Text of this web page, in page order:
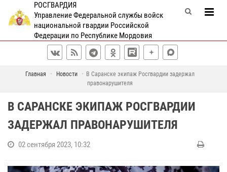
РОСГВАРДИЯ
Управление Федеральной службы войск
национальной гвардии Российской
Федерации по Республике Мордовия
Главная Новости
В Саранске экипаж Росгвардии задержал
правонарушителя
В САРАНСКЕ ЭКИПАЖ РОСГВАРДИИ
ЗАДЕРЖАЛ ПРАВОНАРУШИТЕЛЯ
02 сентября 2023, 10:32